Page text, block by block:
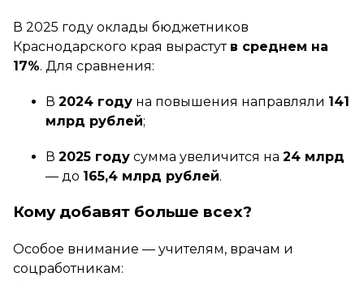
В 2025 году оклады бюджетников
Краснодарского края вырастут в среднем на
17%. Для сравнения:
В 2024 году на повышения направляли 141
млрд рублей;
В 2025 году сумма увеличится на 24 млрд
— до 165,4 млрд рублей.
Кому добавят больше всех?
Особое внимание — учителям, врачам и
соцработникам: